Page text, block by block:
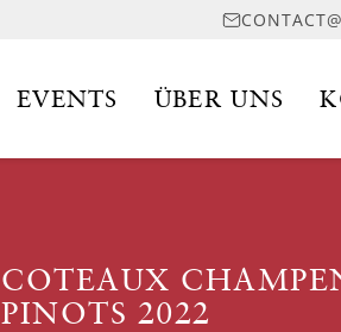
EVENTS ÜBER UNS
COTEAUX
PINOTS 2022